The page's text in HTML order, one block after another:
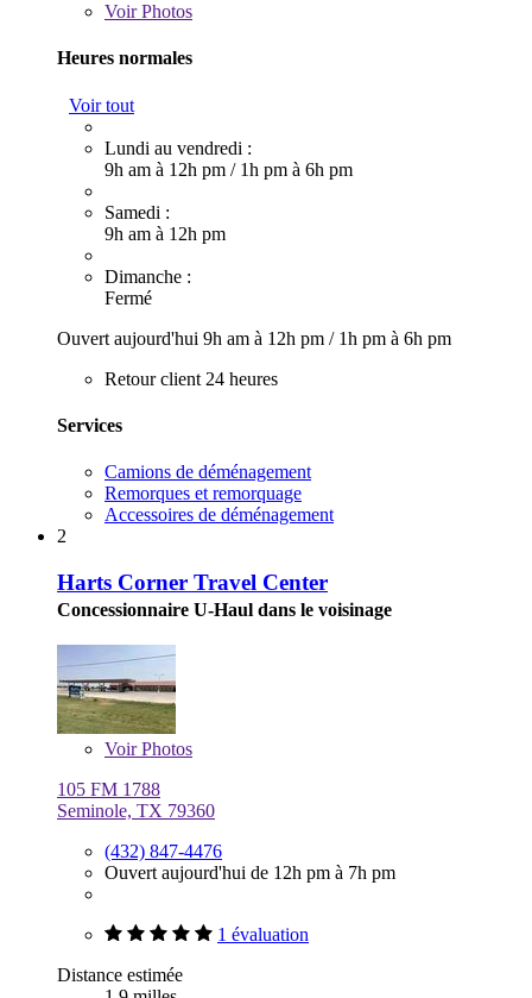
VoirPhotos
Heures normales
Voir tout
Lundi au vendredi :
9h am à 12h pm / 1h pm à 6h pm
Samedi :
9h am à 12h pm
Dimanche :
Fermé
Ouvert aujourd'hui 9h am à 12h pm / 1h pm à 6h pm
Retour client 24 heures
Services
Camions de déménagement
Remorques et remorquage
Accessoires de déménagement
2
Harts Corner Travel Center
Concessionnaire U-Haul dans le voisinage
VoirPhotos
105 FM 1788
Seminole, TX 79360
(432) 847-4476
Ouvert aujourd'hui de 12h pm à 7h pm
1 évaluation
Distance estimée